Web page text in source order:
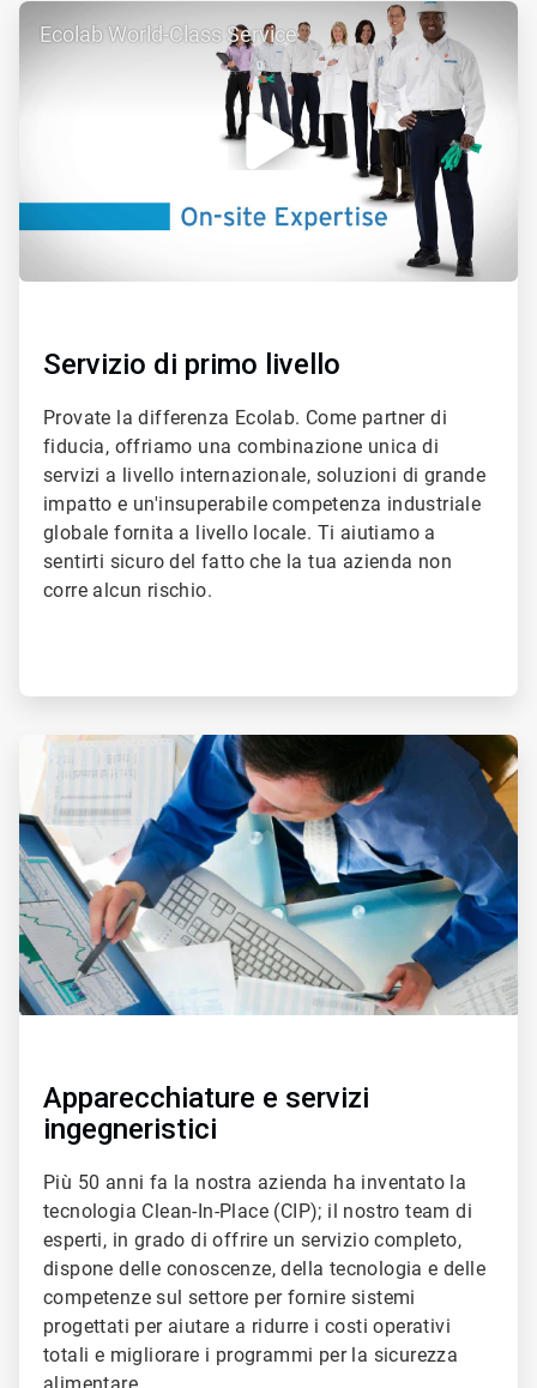
ArticleTile
Ecolab World-Class Service
Servizio di primo livello
Provate la differenza Ecolab. Come partner di
fiducia, offriamo una combinazione unica di
servizi a livello internazionale, soluzioni di grande
impatto e un'insuperabile competenza industriale
globale fornita a livello locale. Ti aiutiamo a
sentirti sicuro del fatto che la tua azienda non
corre alcun rischio.
ArticleTile
2
Apparecchiature e servizi
ingegneristici
Più 50 anni fa la nostra azienda ha inventato la
tecnologia Clean-In-Place (CIP); il nostro team di
esperti, in grado di offrire un servizio completo,
dispone delle conoscenze, della tecnologia e delle
competenze sul settore per fornire sistemi
progettati per aiutare a ridurre i costi operativi
totali e migliorare i programmi per la sicurezza